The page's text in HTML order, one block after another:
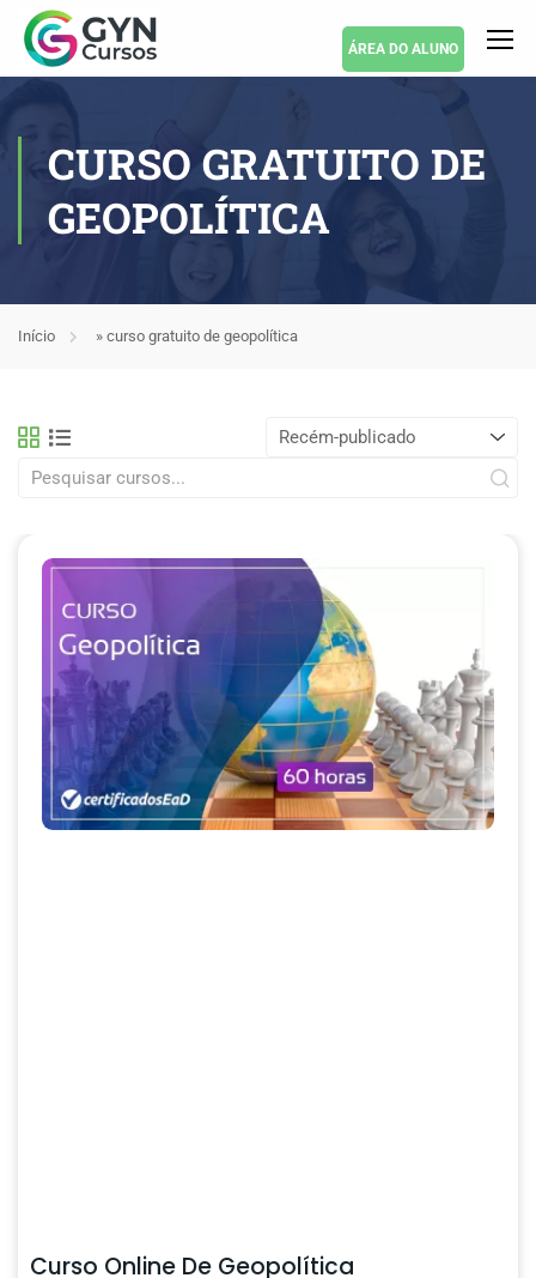
ÁREA DO ALUNO
CURSO GRATUITO DE
GEOPOLÍTICA
Início » curso gratuito de geopolítica
Curso Online De Geopolítica